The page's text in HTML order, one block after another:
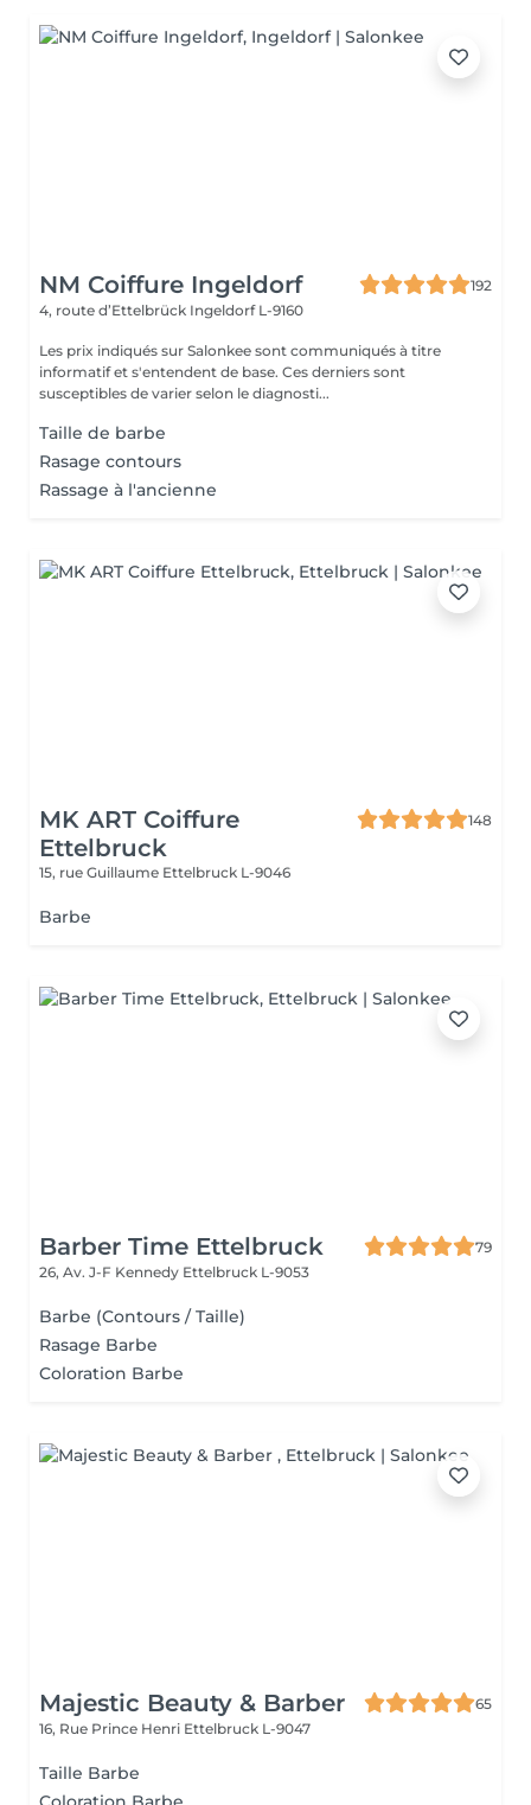
NM Coiffure Ingeldorf
192
4, route d’Ettelbrück Ingeldorf L-9160
Les prix indiqués sur Salonkee sont communiqués à titre
informatif et s'entendent de base. Ces derniers sont
susceptibles de varier selon le diagnosti...
Taille de barbe
Rasage contours
Rassage à l'ancienne
MK ART Coiffure
Ettelbruck
148
15, rue Guillaume Ettelbruck L-9046
Barbe
Barber Time Ettelbruck
79
26, Av. J-F Kennedy Ettelbruck L-9053
Barbe (Contours / Taille)
Rasage Barbe
Coloration Barbe
Majestic Beauty & Barber
65
16, Rue Prince Henri Ettelbruck L-9047
Taille Barbe